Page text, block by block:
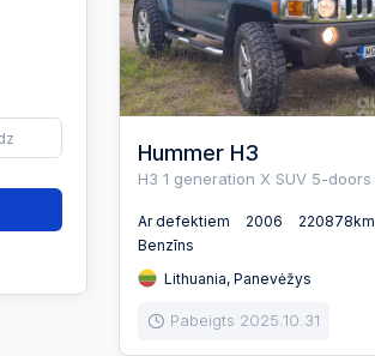
Hummer H3
H3 1 generation X SUV 5-doors
Ar defektiem 2006
220878km
Benzīns
Lithuania, Panevėžys
Pabeigts 2025.10.31